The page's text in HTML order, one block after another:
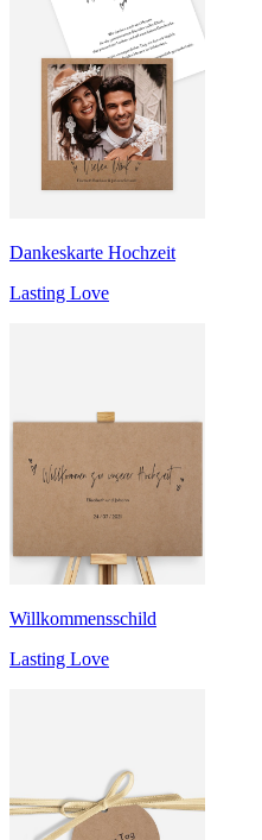
Dankeskarte Hochzeit
Lasting Love
Willkommensschild
Lasting Love